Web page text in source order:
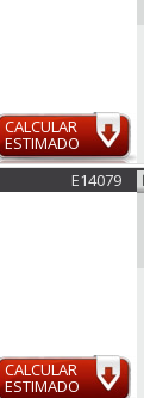
CALCULAR
ESTIMADO
E14079
CALCULAR
ESTIMADO